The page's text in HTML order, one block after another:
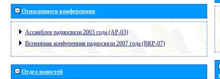
Относящиеся конференции
Ассамблея радиосвязи 2003 года (АР-03)
Всемирная конференция радиосвязи 2007 года (ВКР-07)
Отдел новостей